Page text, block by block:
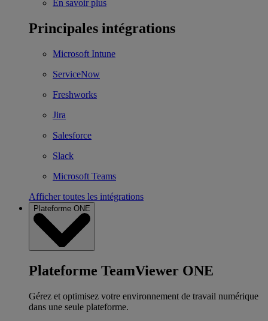
En savoir plus
Principales intégrations
Microsoft Intune
ServiceNow
Freshworks
Jira
Salesforce
Slack
Microsoft Teams
Afficher toutes les intégrations
Plateforme ONE
Plateforme TeamViewer ONE
Gérez et optimisez votre environnement de travail numérique
dans une seule plateforme.